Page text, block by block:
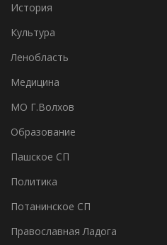
Интересное
История
Культура
Ленобласть
Медицина
МО Г.Волхов
Образование
Пашское СП
Политика
Потанинское СП